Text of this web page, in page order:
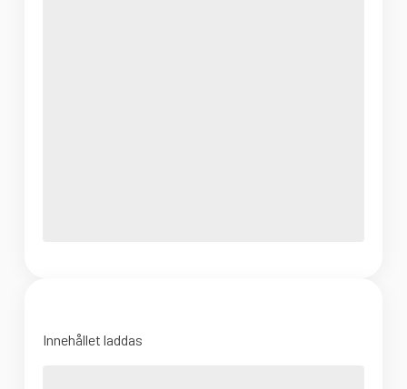
Innehållet laddas